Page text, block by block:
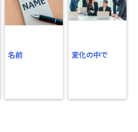
名前 変化の中で